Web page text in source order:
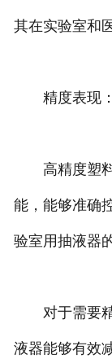
其在实验室和
精度表现：
高精度塑料
能，能够准确
验室用抽液器
对于需要精
液器能够有效